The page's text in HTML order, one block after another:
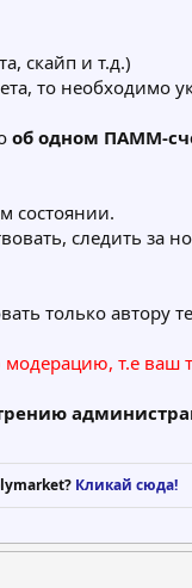
скайп и т.д.)
то необходимо
об одном ПАММ-
состоянии.
следить за
только автору
т.е ваш
Кликай сюда!